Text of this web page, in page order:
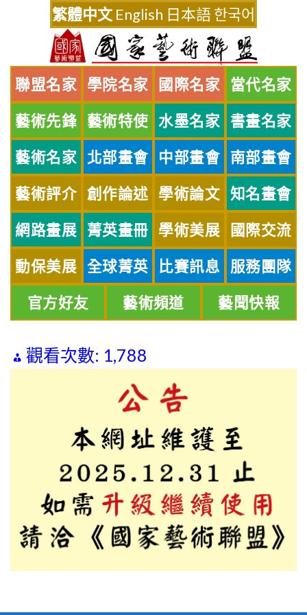
繁體中文 English 日本語한국어
聯盟名家 學院名家 國際名家 當代名家
藝術先鋒 藝術特使 水墨名家 書畫名家
藝術名家 北部畫會 中部畫會 南部畫會
藝術評介 創作論述 學術論文 知名畫會
網路畫展 菁英畫冊 學術美展 國際交流
動保美展 全球菁英 比賽訊息 服務團隊
官方好友 藝術頻道 藝聞快報
觀看次數: 1,788